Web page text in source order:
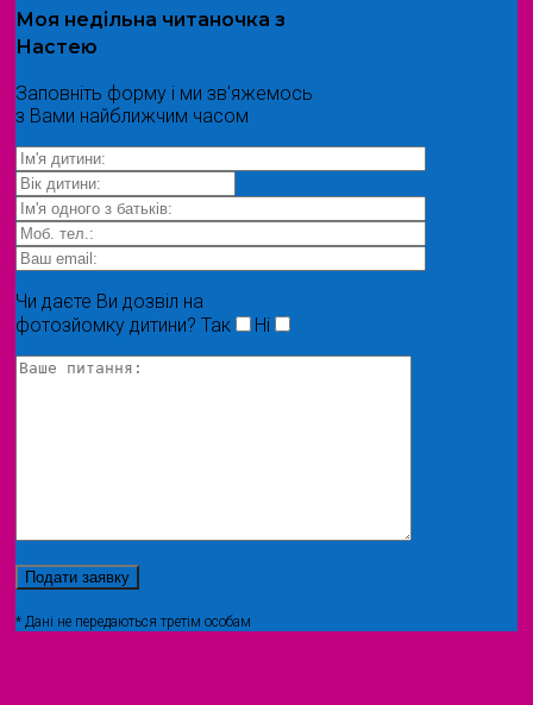
Моя недільна читаночка з
Настею
Заповніть форму і ми зв'яжемось
з Вами найближчим часом
Чи даєте Ви дозвіл на
фотозйомку дитини? Так Ні
* Дані не передаються третім особам